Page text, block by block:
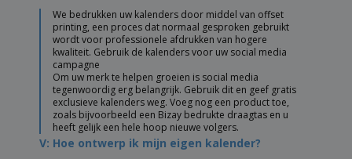
We bedrukken uw kalenders door middel van offset
printing, een proces dat normaal gesproken gebruikt
wordt voor professionele afdrukken van hogere
kwaliteit. Gebruik de kalenders voor uw social media
campagne
Om uw merk te helpen groeien is social media
tegenwoordig erg belangrijk. Gebruik dit en geef gratis
exclusieve kalenders weg. Voeg nog een product toe,
zoals bijvoorbeeld een Bizay bedrukte draagtas en u
heeft gelijk een hele hoop nieuwe volgers.
V: Hoe ontwerp ik mijn eigen kalender?